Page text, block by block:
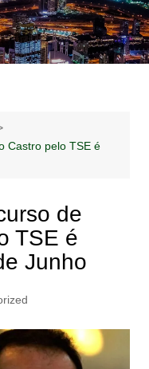
Notícias –
–
Castro pelo TSE é
de
TSE é
Junho